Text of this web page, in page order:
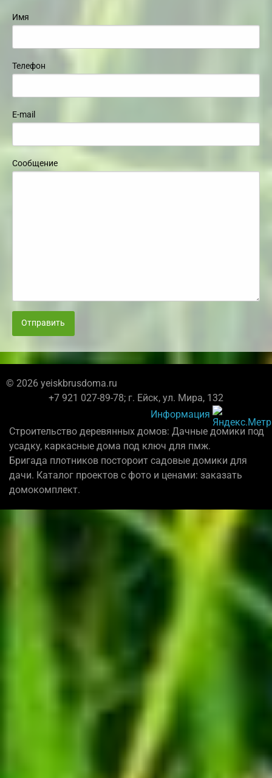
Имя
Телефон
E-mail
Сообщение
Отправить
© 2026 yeiskbrusdoma.ru
+7 921 027-89-78; г. Ейск, ул. Мира, 132
Информация
Строительство деревянных домов: Дачные домики под
усадку, каркасные дома под ключ для пмж.
Бригада плотников постороит садовые домики для
дачи. Каталог проектов с фото и ценами: заказать
домокомплект.